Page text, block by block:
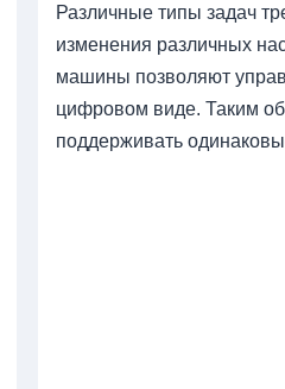
Различные типы задач
изменения различных
машины позволяют
цифровом виде. Таким
поддерживать